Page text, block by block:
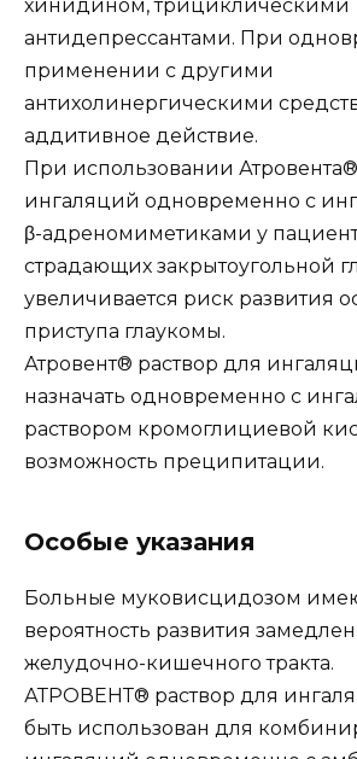
хинидином, трициклическими
антидепрессантами. При
применении с другими
антихолинергическими
аддитивное действие.
При использовании
ингаляций одновременно с
β-адреномиметиками у
страдающих закрытоугольной
увеличивается риск развития
приступа глаукомы.
Атровент® раствор для
назначать одновременно с
раствором кромоглициевой
возможность преципитации.
Особые указания
Больные муковисцидозом
вероятность развития
желудочно-кишечного тракта.
АТРОВЕНТ® раствор для
быть использован для